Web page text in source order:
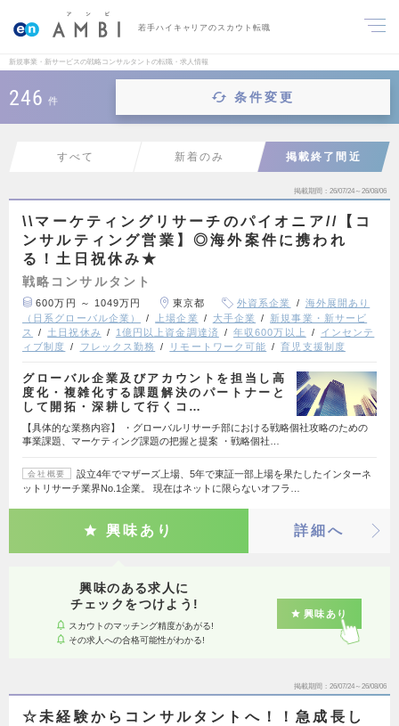
若手ハイキャリアのスカウト転職
新規事業・新サービスの戦略コンサルタントの転職・求人情報
246 件 条件変更
すべて 新着のみ 掲載終了間近
掲載期間 26/07/24～26/08/06
\\マーケティングリサーチのパイオニア//【コ
ンサルティング営業】◎海外案件に携われ
る！土日祝休み★
戦略コンサルタント
600万円 ～ 1049万円 東京都 外資系企業
海外展開あり
（日系グローバル企業）
上場企業 大手企業
新規事業・新サービ
ス
土日祝休み 1億円以上資金調達済 年収600万以上
インセンテ
ィブ制度
フレックス勤務 リモートワーク可能 育児支援制度
グローバル企業及びアカウントを担当し高
度化・複雑化する課題解決のパートナーと
して開拓・深耕して行くコ…
【具体的な業務内容】 ・グローバルリサーチ部における戦略個社攻略のための
事業課題、マーケティング課題の把握と提案 ・戦略個社…
会社概要
設立4年でマザーズ上場、5年で東証一部上場を果たしたインターネ
ットリサーチ業界No.1企業。 現在はネットに限らないオフラ…
興味あり 詳細へ
興味のある求人に
チェックをつけよう!
スカウトのマッチング精度があがる!
その求人への合格可能性がわかる!
興味あり
掲載期間 26/07/24～26/08/06
☆未経験からコンサルタントへ！！急成長し